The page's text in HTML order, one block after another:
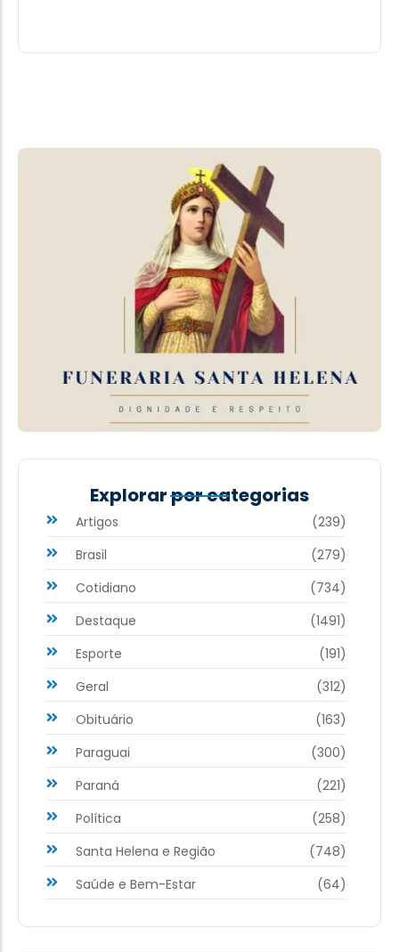
Explorar por categorias
Artigos
(239)
Brasil
(279)
Cotidiano
(734)
Destaque
(1491)
Esporte
(191)
Geral
(312)
Obituário
(163)
Paraguai
(300)
Paraná
(221)
Política
(258)
Santa Helena e Região
(748)
Saúde e Bem-Estar
(64)